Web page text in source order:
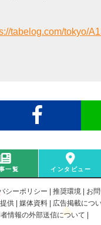
tabelog.com/tokyo/
一覧 インタビュー
シーポリシー 推奨環境
お
供
媒体資料 広告掲載につ
情報の外部送信について